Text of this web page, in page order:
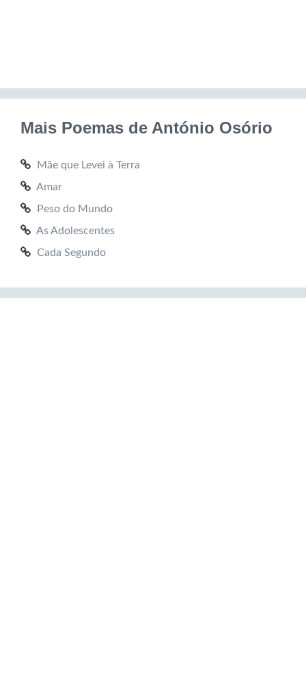
Mais Poemas de António Osório
Mãe que Levei à Terra
Amar
Peso do Mundo
As Adolescentes
Cada Segundo